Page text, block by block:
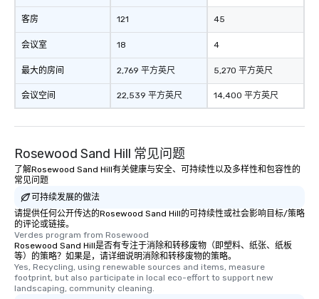
客房
会议室
最大的房间
会议空间
121
18
2,769 平方英尺
22,539 平方英尺
45
4
5,270 平方英尺
14,400 平方英尺
Rosewood Sand Hill 常见问题
了解Rosewood Sand Hill有关健康与安全、可持续性以及多样性和包容性的
常见问题
可持续发展的做法
请提供任何公开传达的Rosewood Sand Hill的可持续性或社会影响目标/策略
的评论或链接。
Verdes program from Rosewood
Rosewood Sand Hill是否有专注于消除和转移废物（即塑料、纸张、纸板
等）的策略？如果是，请详细说明消除和转移废物的策略。
Yes, Recycling, using renewable sources and items, measure
footprint, but also participate in local eco-effort to support new
landscaping, community cleaning.